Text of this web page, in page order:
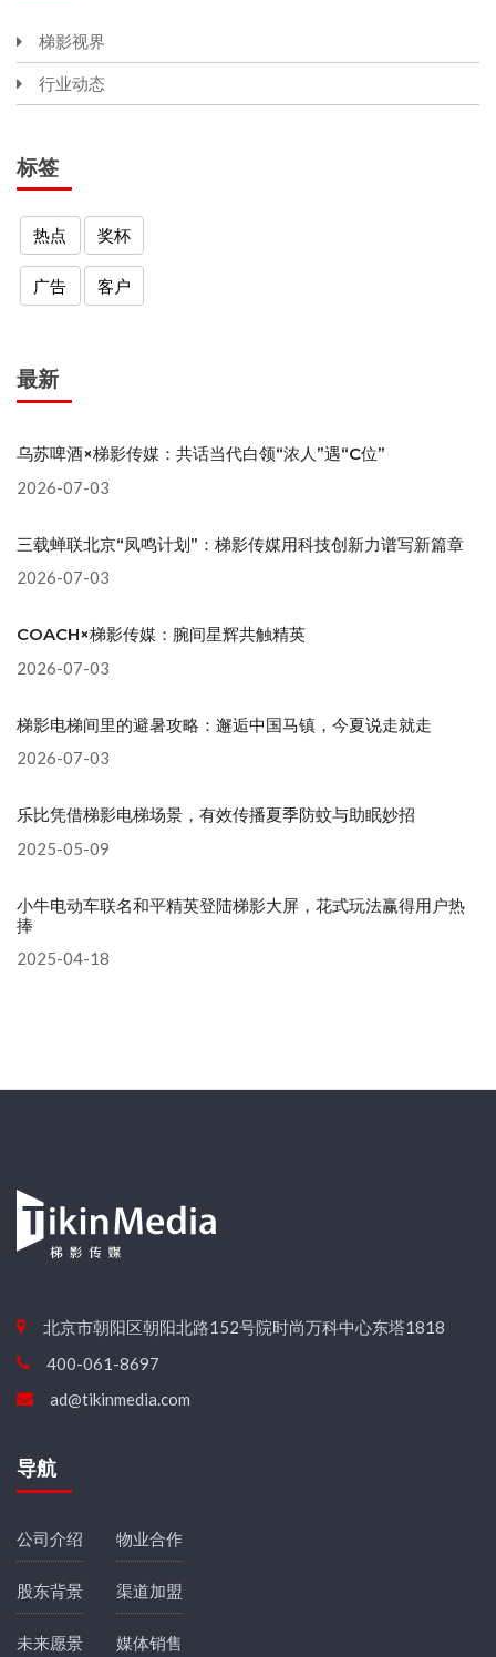
梯影视界
行业动态
标签
热点 奖杯
广告 客户
最新
乌苏啤酒×梯影传媒：共话当代白领“浓人”遇“C位”
2026-07-03
三载蝉联北京“凤鸣计划”：梯影传媒用科技创新力谱写新篇章
2026-07-03
COACH×梯影传媒：腕间星辉共触精英
2026-07-03
梯影电梯间里的避暑攻略：邂逅中国马镇，今夏说走就走
2026-07-03
乐比凭借梯影电梯场景，有效传播夏季防蚊与助眠妙招
2025-05-09
小牛电动车联名和平精英登陆梯影大屏，花式玩法赢得用户热
捧
2025-04-18
北京市朝阳区朝阳北路152号院时尚万科中心东塔1818
400-061-8697
ad@tikinmedia.com
导航
公司介绍
股东背景
未来愿景
物业合作
渠道加盟
媒体销售